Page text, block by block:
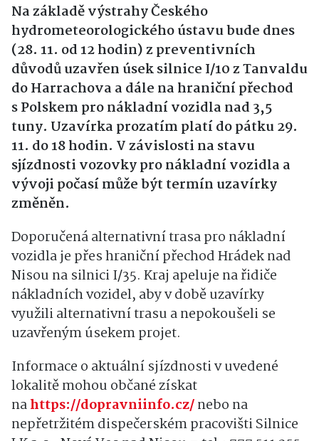
Na základě výstrahy Českého
hydrometeorologického ústavu bude dnes
(28. 11. od 12 hodin) z preventivních
důvodů uzavřen úsek silnice I/10 z Tanvaldu
do Harrachova a dále na hraniční přechod
s Polskem pro nákladní vozidla nad 3,5
tuny. Uzavírka prozatím platí do pátku 29.
11. do 18 hodin. V závislosti na stavu
sjízdnosti vozovky pro nákladní vozidla a
vývoji počasí může být termín uzavírky
změněn.
Doporučená alternativní trasa pro nákladní
vozidla je přes hraniční přechod Hrádek nad
Nisou na silnici I/35. Kraj apeluje na řidiče
nákladních vozidel, aby v době uzavírky
využili alternativní trasu a nepokoušeli se
uzavřeným úsekem projet.
Informace o aktuální sjízdnosti v uvedené
lokalitě mohou občané získat
nahttps://dopravniinfo.cz/nebo na
nepřetržitém dispečerském pracovišti Silnice